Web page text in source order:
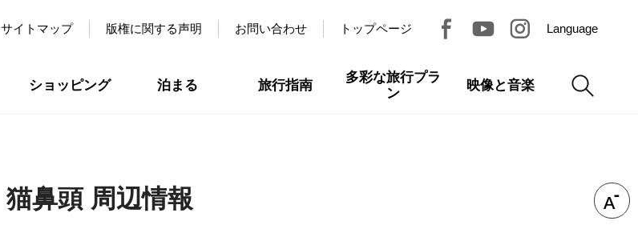
サイトマップ 版権に関する声明 お問い合わせ トップページ Language
ショッピング 泊まる 旅行指南
多彩な旅行プラ
ン
映像と音楽
猫鼻頭 周辺情報